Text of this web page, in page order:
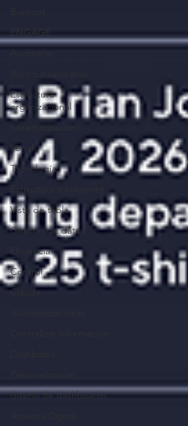
ENGAGE
Auditorías
Estructura
organizacional
Sistematización
Legal
Tecnología
Estructura Inteligente
Vista de tabla
Gestión de datos
Eficiencia
Control
Claude
diseño de dashboards